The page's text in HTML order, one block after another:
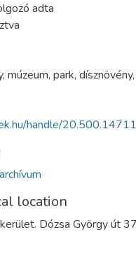
adta
, múzeum, park, dísznövény,
handle/
location
Dózsa György út